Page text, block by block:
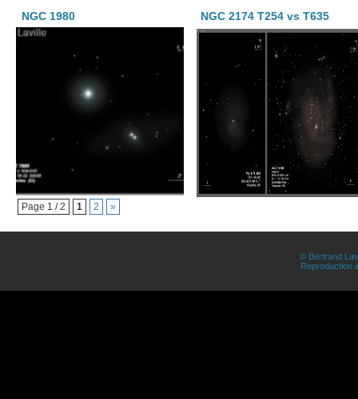
NGC 1980 NGC 2174 T254 vs T635
Page 1 / 2 1 2 »
© Bertrand
Reproduction